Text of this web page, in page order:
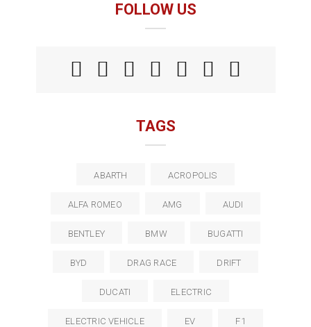
FOLLOW US
TAGS
ABARTH ACROPOLIS
ALFA ROMEO AMG AUDI
BENTLEY BMW BUGATTI
BYD DRAG RACE DRIFT
DUCATI ELECTRIC
ELECTRIC VEHICLE EV F1